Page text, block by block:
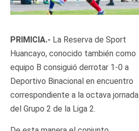
PRIMICIA.- La Reserva de Sport
Huancayo, conocido también como
equipo B consiguió derrotar 1-0 a
Deportivo Binacional en encuentro
correspondiente a la octava jornada
del Grupo 2 de la Liga 2.